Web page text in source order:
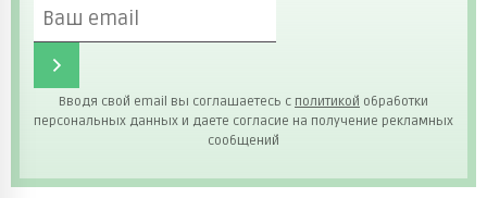
Вводя свой email вы соглашаетесь с политикой обработки
персональных данных и даете согласие на получение рекламных
сообщений